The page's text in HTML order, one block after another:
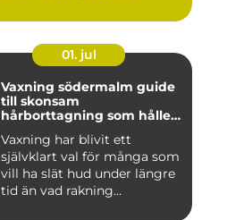
01. jul
Vaxning södermalm guide
till skonsam
hårborttagning som håller
Vaxning har blivit ett
självklart val för många som
vill ha slät hud under längre
tid än vad rakning...